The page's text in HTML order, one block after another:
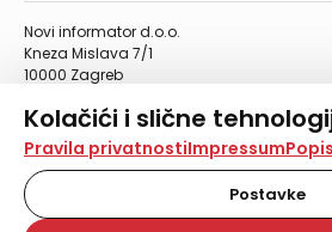
Kolačići i slične
Na našoj web stranici koristimo
tehnologije za pohranu, čitanje i
vašem uređaju. Time poboljšavamo
analiziramo promet na stranici te
Pravila privatnostiImpressum
Postavke
Novi informator d.o.o.
Kneza Mislava 7/1
10000 Zagreb
Telefaks: 01/4612-553
info@informator.hr
PRATITE NAS: